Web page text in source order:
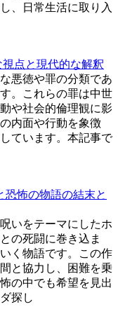
、日常生活に取り入
視点と現代的な解釈
悪徳や罪の分類であ
。これらの罪は中世
や社会的倫理観に影
内面や行動を象徴
ています。本記事で
恐怖の物語の結末と
いをテーマにしたホ
の死闘に巻き込ま
く物語です。この作
と協力し、困難を乗
の中でも希望を見出
探し